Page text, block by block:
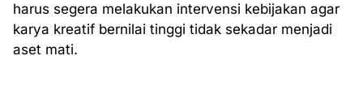
harus segera melakukan intervensi kebijakan agar
karya kreatif bernilai tinggi tidak sekadar menjadi
aset mati.